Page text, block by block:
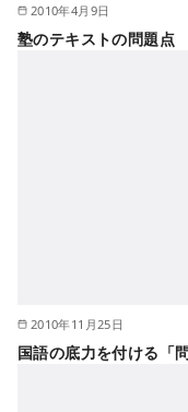
2010年4月9日
塾のテキストの問題点
2010年11月25日
国語の底力を付ける「